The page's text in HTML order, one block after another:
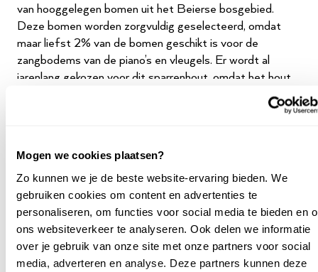
Mogen we cookies plaatsen?
Zo kunnen we je de beste website-ervaring bieden. We
gebruiken cookies om content en advertenties te
personaliseren, om functies voor social media te bieden en
ons websiteverkeer te analyseren. Ook delen we informatie
over je gebruik van onze site met onze partners voor social
media, adverteren en analyse. Deze partners kunnen deze
van hooggelegen bomen uit het Beierse bosgebied.
Deze bomen worden zorgvuldig geselecteerd, omdat
maar liefst 2% van de bomen geschikt is voor de
zangbodems van de piano’s en vleugels. Er wordt al
jarenlang gekozen voor dit sparrenhout, omdat het hout
stevig is en noch flexibel. Het hout is hierdoor zeer
Als je bekend bent met het Renner-mechaniek ben je er
ook waarschijnlijk van op de hoogte dat het Renner-
mechaniek het beste mechaniek is voor piano’s en
vleugels. Alle instrumenten beschikken over het Renner-
mechaniek. Het mechaniek van Renner wordt voor veel
Europese en Aziatische pianomerken gebruikt. Het
mechaniek is erg populair, geliefd en betrouwbaar.
Commerciële naam
Tradition
Hoogte cm
132
Aantal toetsen
88